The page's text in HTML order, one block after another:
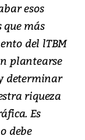
esos
que más
del lTBM
plantearse
determinar
riqueza
Es
debe